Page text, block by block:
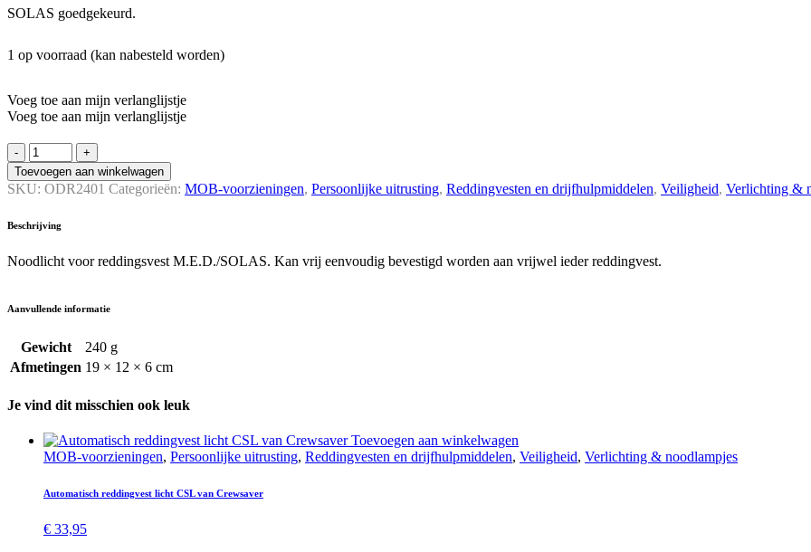
SOLAS goedgekeurd.
1 op voorraad (kan nabesteld worden)
Voeg toe aan mijn verlanglijstje
Voeg toe aan mijn verlanglijstje
Automatisch
reddingvest
licht
Baltic
Toevoegen aan winkelwagen
SKU: ODR2401 Categorieën: MOB-voorzieningen, Persoonlijke uitrusting, Redding­vesten en drijf­hulp­middelen, Veiligheid, Verlichting &
Beschrijving
Noodlicht voor reddingsvest M.E.D./SOLAS. Kan vrij eenvoudig bevestigd worden aan vrijwel ieder reddingvest.
Aanvullende informatie
Gewicht
240 g
Afmetingen 19 × 12 × 6 cm
Je vind dit misschien ook leuk
Toevoegen aan winkelwagen
MOB-voorzieningen, Persoonlijke uitrusting, Redding­vesten en drijf­hulp­middelen, Veiligheid, Verlichting & noodlampjes
Automatisch reddingvest licht CSL van Crewsaver
€ 33,95